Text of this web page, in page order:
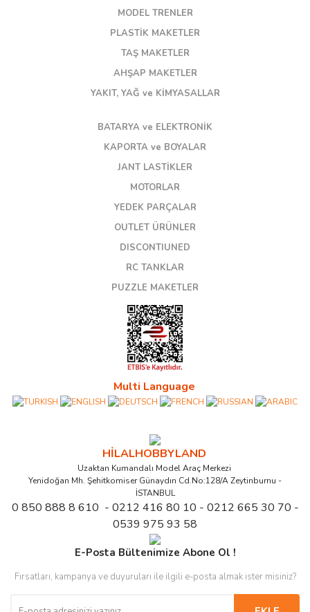
MODEL TRENLER
PLASTİK MAKETLER
TAŞ MAKETLER
AHŞAP MAKETLER
YAKIT, YAĞ ve KİMYASALLAR
BATARYA ve ELEKTRONİK
KAPORTA ve BOYALAR
JANT LASTİKLER
MOTORLAR
YEDEK PARÇALAR
OUTLET ÜRÜNLER
DISCONTIUNED
RC TANKLAR
PUZZLE MAKETLER
Multi Language
HİLALHOBBYLAND
Uzaktan Kumandalı Model Araç Merkezi
Yenidoğan Mh. Şehitkomiser Günaydın Cd.No:128/A Zeytinburnu -
İSTANBUL
0 850 888 8 610 - 0212 416 80 10 - 0212 665 30 70 -
0539 975 93 58
E-Posta Bültenimize Abone Ol !
Fırsatları, kampanya ve duyuruları ile ilgili e-posta almak ister misiniz?